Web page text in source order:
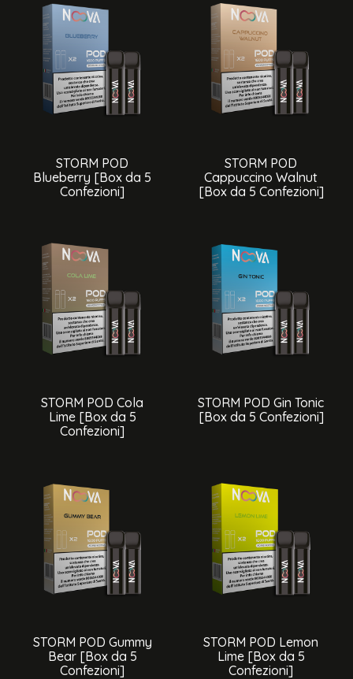
STORM POD
Blueberry [Box da 5
Confezioni]
STORM POD
Cappuccino Walnut
[Box da 5 Confezioni]
STORM POD Cola
Lime [Box da 5
Confezioni]
STORM POD Gin Tonic
[Box da 5 Confezioni]
STORM POD Gummy
Bear [Box da 5
Confezioni]
STORM POD Lemon
Lime [Box da 5
Confezioni]